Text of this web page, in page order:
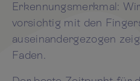
Erkennungsmerkmal:
vorsichtig mit den
auseinandergezogen
Faden.